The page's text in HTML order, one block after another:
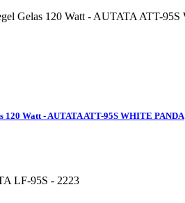
120 Watt - AUTATA ATT-95S WHITE PANDA